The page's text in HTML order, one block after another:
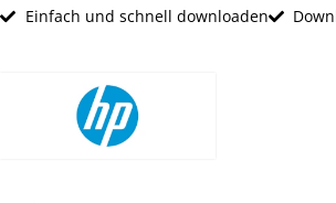
Einfach und schnell downloaden